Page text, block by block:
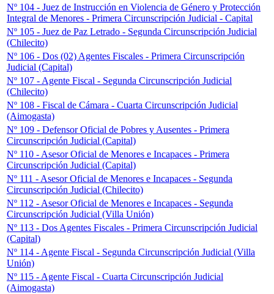
Nº 104 - Juez de Instrucción en Violencia de Género y Protección
Integral de Menores - Primera Circunscripción Judicial - Capital
Nº 105 - Juez de Paz Letrado - Segunda Circunscripción Judicial
(Chilecito)
Nº 106 - Dos (02) Agentes Fiscales - Primera Circunscripción
Judicial (Capital)
Nº 107 - Agente Fiscal - Segunda Circunscripción Judicial
(Chilecito)
Nº 108 - Fiscal de Cámara - Cuarta Circunscripción Judicial
(Aimogasta)
Nº 109 - Defensor Oficial de Pobres y Ausentes - Primera
Circunscripción Judicial (Capital)
Nº 110 - Asesor Oficial de Menores e Incapaces - Primera
Circunscripción Judicial (Capital)
Nº 111 - Asesor Oficial de Menores e Incapaces - Segunda
Circunscripción Judicial (Chilecito)
Nº 112 - Asesor Oficial de Menores e Incapaces - Segunda
Circunscripción Judicial (Villa Unión)
Nº 113 - Dos Agentes Fiscales - Primera Circunscripción Judicial
(Capital)
Nº 114 - Agente Fiscal - Segunda Circunscripción Judicial (Villa
Unión)
Nº 115 - Agente Fiscal - Cuarta Circunscripción Judicial
(Aimogasta)